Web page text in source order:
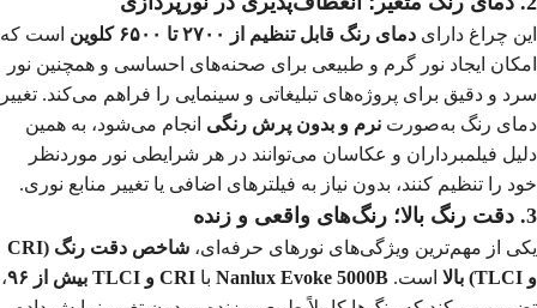
این چراغ دارای دمای رنگ قابل تنظیم از ۲۷۰۰ تا ۶۵۰۰ کلوین
است که
امکان ایجاد نور گرم و طبیعی برای صحنه‌های احساسی و همچنین نور
سرد و دقیق برای پروژه‌های تبلیغاتی و سینمایی را فراهم می‌کند. تغییر
دمای رنگ به‌صورت نرم و بدون پرش رنگی انجام می‌شود، به همین
دلیل فیلمبرداران و عکاسان می‌توانند در هر شرایطی نور موردنظر
خود را تنظیم کنند، بدون نیاز به فیلترهای اضافی یا تغییر منابع نوری.
3. دقت رنگ بالا؛ رنگ‌های واقعی و زنده
یکی از مهم‌ترین ویژگی‌های نورهای حرفه‌ای،
شاخص دقت رنگ (CRI
و TLCI) بالا
است. Nanlux Evoke 5000B با CRI و TLCI بیش از ۹۶
،